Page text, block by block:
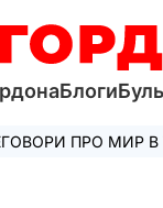
Блоги
ПРО МИР В